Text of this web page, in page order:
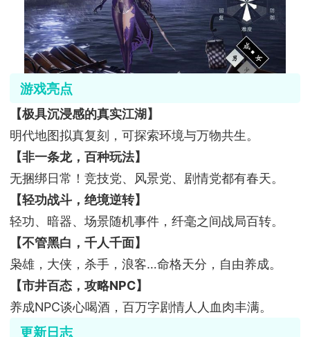
游戏亮点
【极具沉浸感的真实江湖】
明代地图拟真复刻，可探索环境与万物共生。
【非一条龙，百种玩法】
无捆绑日常！竞技党、风景党、剧情党都有春天。
【轻功战斗，绝境逆转】
轻功、暗器、场景随机事件，纤毫之间战局百转。
【不管黑白，千人千面】
枭雄，大侠，杀手，浪客…命格天分，自由养成。
【市井百态，攻略NPC】
养成NPC谈心喝酒，百万字剧情人人血肉丰满。
更新日志